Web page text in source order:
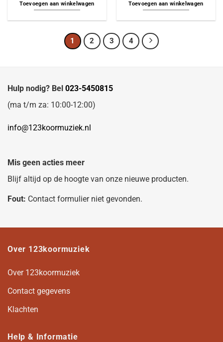
Toevoegen aan winkelwagen Toevoegen aan winkelwagen
1 2 3 4
Hulp nodig? Bel 023-5450815
(ma t/m za: 10:00-12:00)
info@123koormuziek.nl
Mis geen acties meer
Blijf altijd op de hoogte van onze nieuwe producten.
Fout: Contact formulier niet gevonden.
Over 123koormuziek
Over 123koormuziek
Contact gegevens
Klachten
Help & Informatie